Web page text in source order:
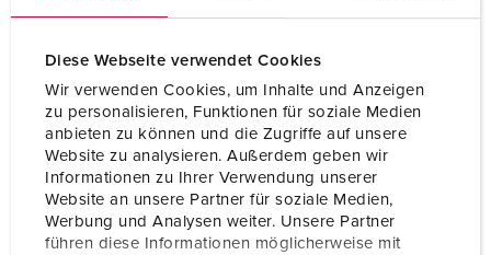
Diese Webseite verwendet Cookies
Wir verwenden Cookies, um Inhalte und Anzeigen
zu personalisieren, Funktionen für soziale Medien
anbieten zu können und die Zugriffe auf unsere
Website zu analysieren. Außerdem geben wir
Informationen zu Ihrer Verwendung unserer
Website an unsere Partner für soziale Medien,
Werbung und Analysen weiter. Unsere Partner
führen diese Informationen möglicherweise mit
Polen
Voltage 500 V
Uurstand 7 h
Hertz 50-60 Hz
Aansluittechniek zonder schroeven, TwinCONTACT